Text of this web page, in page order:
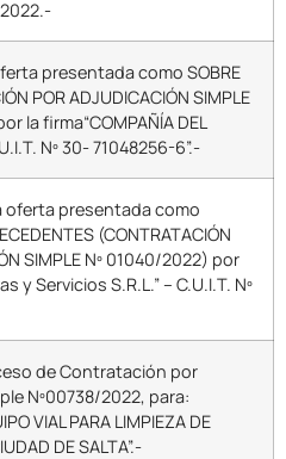
2022.-
presentada como SOBRE
POR ADJUDICACIÓN SIMPLE
la firma“COMPAÑÍA DEL
Nº 30- 71048256-6”.-
oferta presentada como
(CONTRATACIÓN
SIMPLE Nº 01040/2022) por
y Servicios S.R.L.” – C.U.I.T. Nº
de Contratación por
Nº00738/2022, para:
VIAL PARA LIMPIEZA DE
DE SALTA”.-